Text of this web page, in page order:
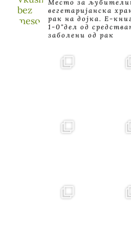
Место за
вегетаријанска
рак на дојка. E-
1-0"дел од
заболени од рак